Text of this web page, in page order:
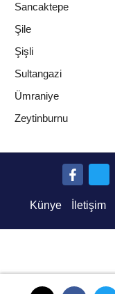
Sancaktepe
Şile
Şişli
Sultangazi
Ümraniye
Zeytinburnu
Künye İletişim